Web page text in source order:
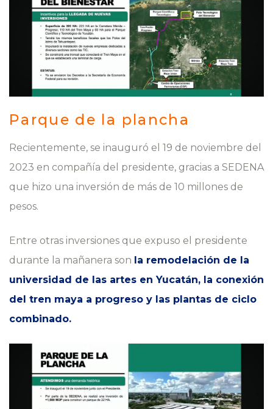
Parque de la plancha
Recientemente, se inauguró el 19 de noviembre del
2023 en compañía del presidente, gracias a SEDENA
que hizo una inversión de más de 10 millones de
pesos.
Entre otras inversiones que expuso el presidente
durante la mañanera son la remodelación de la
universidad de las artes en Yucatán, la conexión
del tren maya a progreso y las plantas de ciclo
combinado.